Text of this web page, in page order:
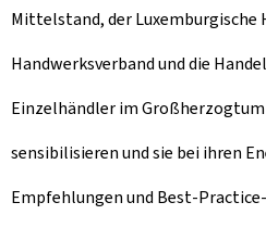
Mittelstand, der Luxemburgische
Handwerksverband und die
Einzelhändler im Großherzogtum
sensibilisieren und sie bei ihren
Empfehlungen und Best-